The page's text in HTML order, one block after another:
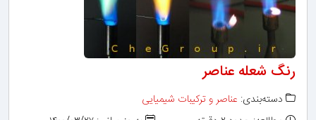
رنگ شعله عناصر
دسته‌بندی: عناصر و ترکیبات شیمیایی